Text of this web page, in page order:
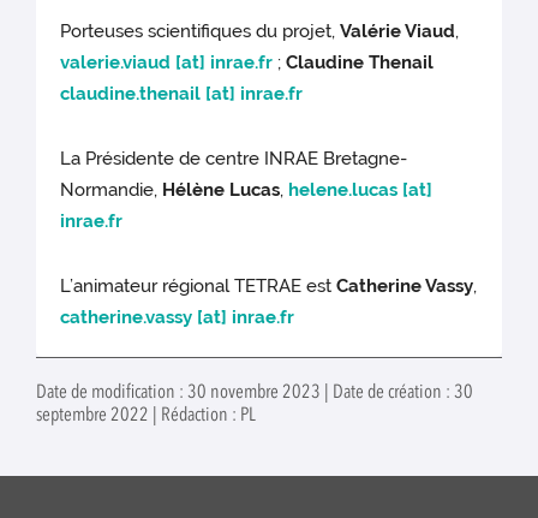
Porteuses scientifiques du projet,Valérie Viaud,
valerie.viaud [at] inrae.fr ;Claudine Thenail
claudine.thenail [at] inrae.fr
La Présidente de centre INRAE Bretagne-
Normandie, Hélène Lucas, helene.lucas [at]
inrae.fr
L’animateur régional TETRAE estCatherine Vassy,
catherine.vassy [at] inrae.fr
Date de modification : 30 novembre 2023 | Date de création : 30
septembre 2022 | Rédaction : PL